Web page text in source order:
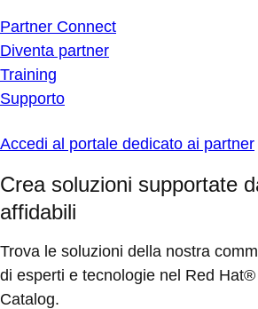
Partner Connect
Diventa partner
Training
Supporto
Accedi al portale dedicato ai partner
Crea soluzioni supportate
affidabili
Trova le soluzioni della nostra
di esperti e tecnologie nel Red
Catalog.